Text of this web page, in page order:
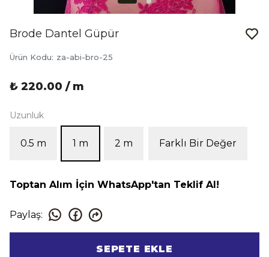
Brode Dantel Güpür
Ürün Kodu: za-abi-bro-25
₺ 220.00 / m
Uzunluk
0.5 m 1 m 2 m Farklı Bir Değer
Toptan Alım İçin WhatsApp'tan Teklif Al!
Paylaş:
SEPETE EKLE